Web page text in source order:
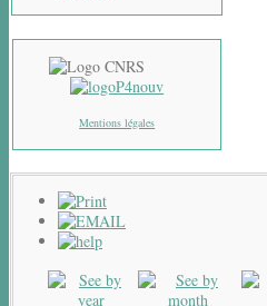
Mentions légales